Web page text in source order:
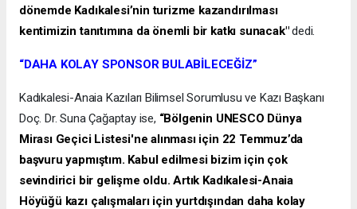
dönemde Kadıkalesi’nin turizme kazandırılması
kentimizin tanıtımına da önemli bir katkı sunacak"dedi.
“DAHA KOLAY SPONSOR BULABİLECEĞİZ”
Kadıkalesi-Anaia Kazıları Bilimsel Sorumlusu ve Kazı Başkanı
Doç. Dr. Suna Çağaptay ise, “Bölgenin UNESCO Dünya
Mirası Geçici Listesi'ne alınması için 22 Temmuz’da
başvuru yapmıştım. Kabul edilmesi bizim için çok
sevindirici bir gelişme oldu. Artık Kadıkalesi-Anaia
Höyüğü kazı çalışmaları için yurtdışından daha kolay